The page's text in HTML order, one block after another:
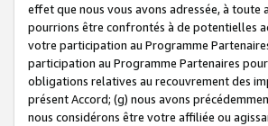
effet que nous vous avons adressée, à
pourrions être confrontés à de potentielles
votre participation au Programme
participation au Programme Partenaires
obligations relatives au recouvrement des
présent Accord; (g) nous avons
nous considérons être votre affiliée ou